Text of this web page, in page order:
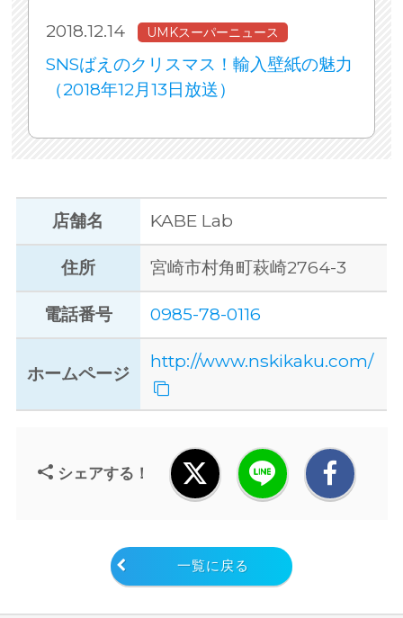
2018.12.14 UMKスーパーニュース
SNSばえのクリスマス！輸入壁紙の魅力
（2018年12月13日放送）
店舗名 KABE Lab
住所 宮崎市村角町萩崎2764-3
電話番号 0985-78-0116
ホームページ
http://www.nskikaku.com/
シェアする！
一覧に戻る